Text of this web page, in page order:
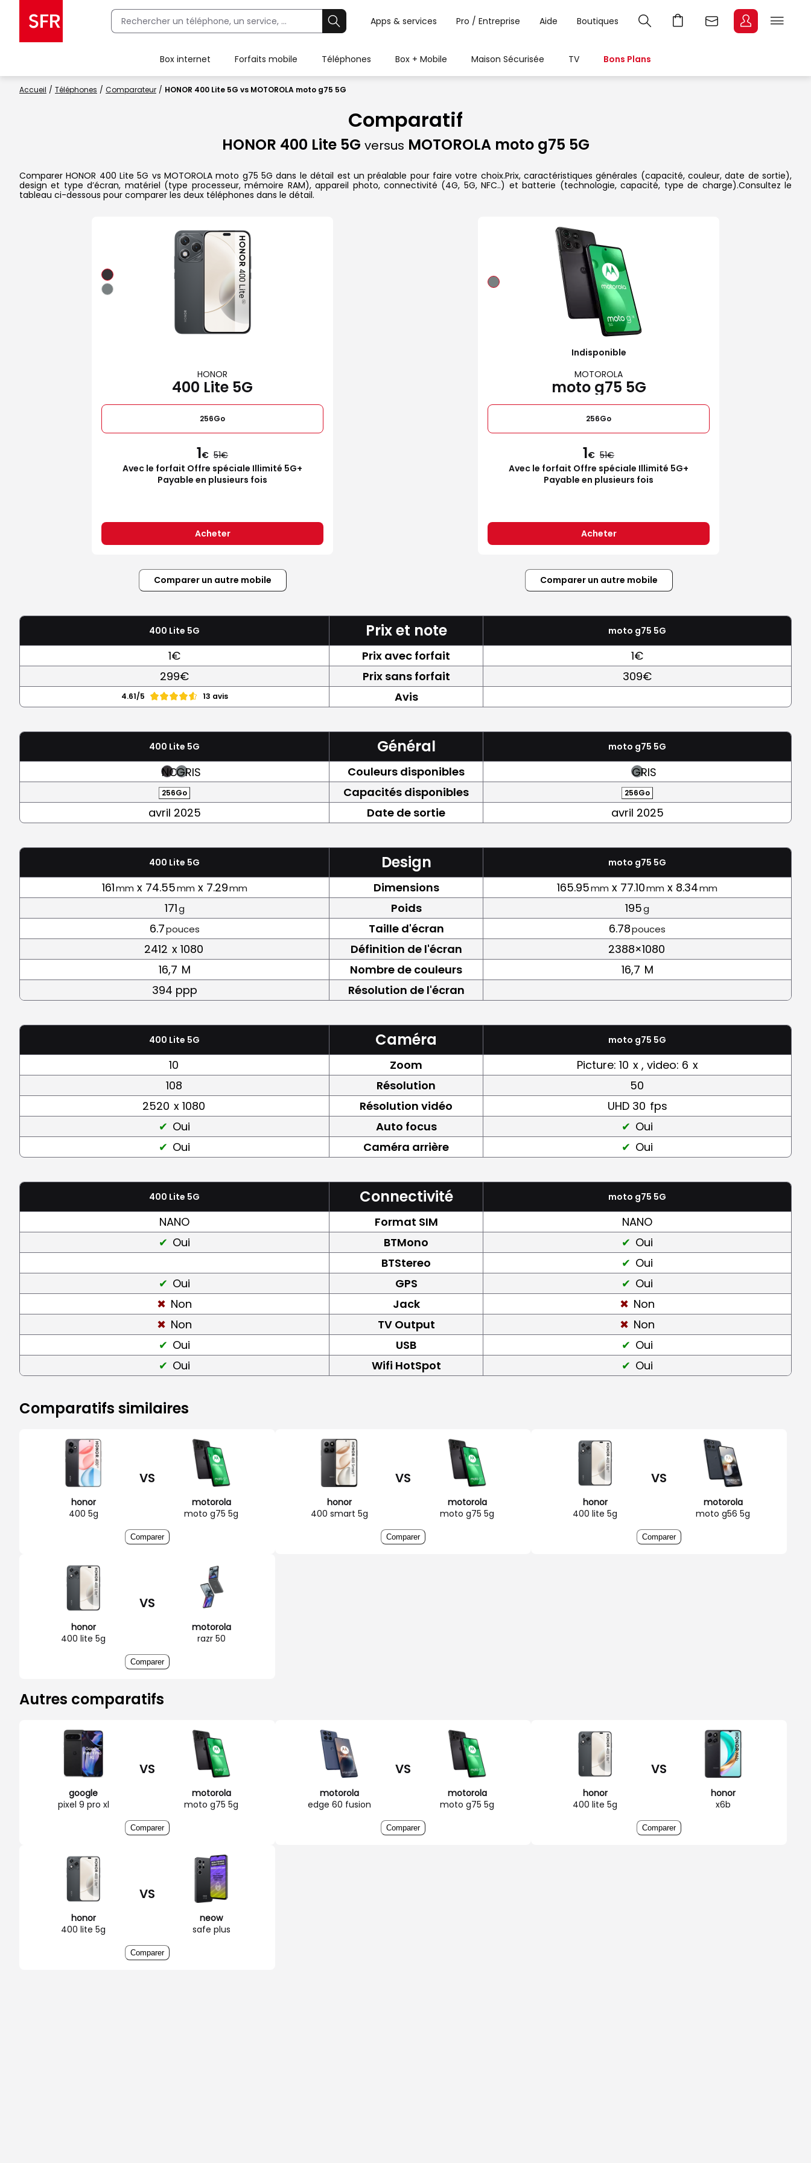
Apps & services Pro / Entreprise Aide Boutiques
Box internet Forfaits mobile Téléphones Box + Mobile Maison Sécurisée TV Bons Plans
Accueil Téléphones Comparateur HONOR 400 Lite 5G vs MOTOROLA moto g75 5G
Comparatif
HONOR 400 Lite 5G versus MOTOROLA moto g75 5G
Comparer HONOR 400 Lite 5G vs MOTOROLA moto g75 5G dans le détail est un préalable pour faire votre choix.Prix, caractéristiques générales (capacité, couleur, date de sortie),
design et type d’écran, matériel (type processeur, mémoire RAM), appareil photo, connectivité (4G, 5G, NFC..) et batterie (technologie, capacité, type de charge).Consultez le
tableau ci-dessous pour comparer les deux téléphones dans le détail.
HONOR
400 Lite 5G
256Go
1€ 51
Avec le forfait Offre spéciale Illimité 5G+
Payable en plusieurs fois
Acheter
Indisponible
MOTOROLA
moto g75 5G
256Go
1€ 51
Avec le forfait Offre spéciale Illimité 5G+
Payable en plusieurs fois
Acheter
Comparer un autre mobile Comparer un autre mobile
400 Lite 5G Prix et note moto g75 5G
1€ Prix avec forfait
1€
299€
Prix sans forfait 309€
4.61/5 13 avis Avis
400 Lite 5G Général moto g75 5G
NOIRGRIS Couleurs disponibles GRIS
256Go Capacités disponibles 256Go
avril 2025 Date de sortie avril 2025
400 Lite 5G Design moto g75 5G
161mm x 74.55mm x 7.29mm Dimensions 165.95mm x 77.10mm x 8.34mm
171g Poids 195g
6.7pouces Taille d'écran 6.78pouces
2412 x 1080 Définition de l'écran
2388×1080
16,7 M Nombre de couleurs 16,7 M
394 ppp
Résolution de l'écran
400 Lite 5G Caméra moto g75 5G
10 Zoom Picture: 10 x , video: 6 x
108
Résolution
50
2520 x 1080 Résolution vidéo UHD 30 fps
Oui
Auto focus
Oui
Oui
Caméra arrière Oui
400 Lite 5G Connectivité moto g75 5G
NANO Format SIM
NANO
Oui
BTMono
Oui
BTStereo
Oui
Oui
GPS
Oui
Non
Jack
Non
Non
TV Output
Non
Oui
USB
Oui
Oui
Wifi HotSpot Oui
Comparatifs similaires
honor
400 5g
VS
motorola
moto g75 5g
Comparer
honor
400 smart 5g
VS
motorola
moto g75 5g
Comparer
honor
400 lite 5g
VS
motorola
moto g56 5g
Comparer
honor
400 lite 5g
VS
motorola
razr 50
Comparer
Autres comparatifs
google
pixel 9 pro xl
VS
motorola
moto g75 5g
Comparer
motorola
edge 60 fusion
VS
motorola
moto g75 5g
Comparer
honor
400 lite 5g
VS
honor
x6b
Comparer
honor
400 lite 5g
VS
neow
safe plus
Comparer